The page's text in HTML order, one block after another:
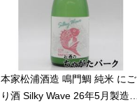
本家松浦酒造 鳴門鯛 純米 にご
り酒 Silky Wave 26年5月製造 7